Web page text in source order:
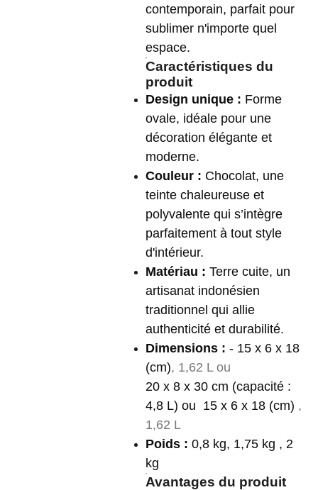
contemporain, parfait pour
sublimer n'importe quel
espace.
Caractéristiques du
produit
Design unique : Forme
ovale, idéale pour une
décoration élégante et
moderne.
Couleur : Chocolat, une
teinte chaleureuse et
polyvalente qui s’intègre
parfaitement à tout style
d'intérieur.
Matériau : Terre cuite, un
artisanat indonésien
traditionnel qui allie
authenticité et durabilité.
Dimensions : - 15 x 6 x 18
(cm), 1,62 L ou
20 x 8 x 30 cm (capacité :
4,8 L) ou 15 x 6 x 18 (cm) ,
1,62 L
Poids : 0,8 kg, 1,75 kg , 2
kg
Avantages du produit